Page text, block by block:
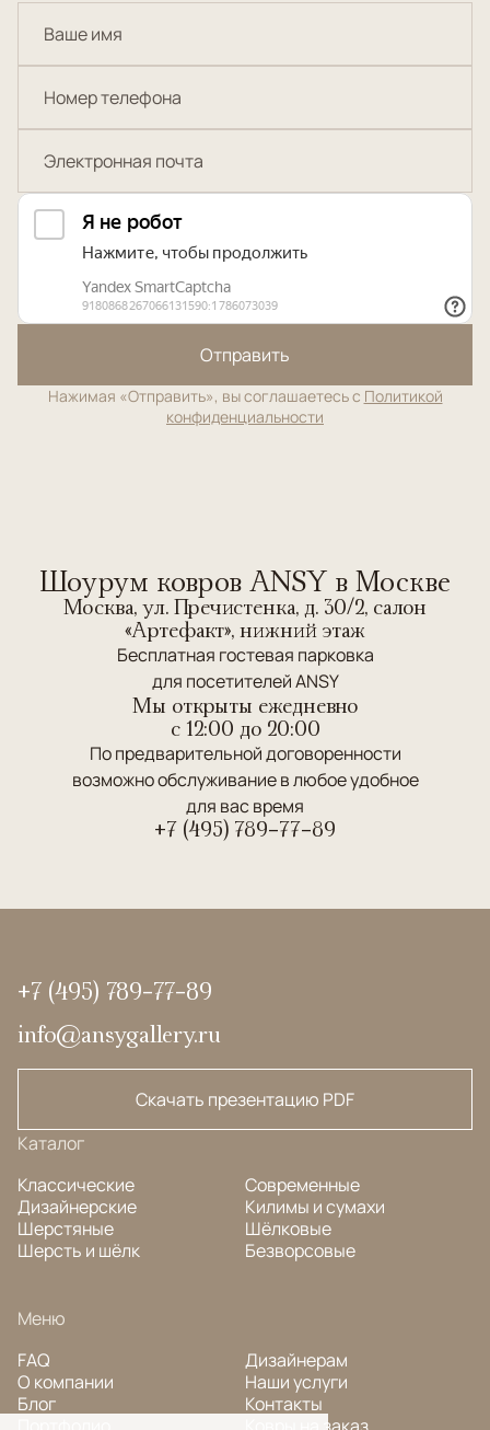
Отправить
Нажимая «Отправить», вы соглашаетесь с Политикой
конфиденциальности
Шоурум ковров ANSY в Москве
Москва, ул. Пречистенка, д. 30/2, салон
«Артефакт», нижний этаж
Бесплатная гостевая парковка
для посетителей ANSY
Мы открыты ежедневно
c 12:00 до 20:00
По предварительной договоренности
возможно обслуживание в любое удобное
для вас время
+7 (495) 789-77-89
+7 (495) 789-77-89
info@ansygallery.ru
Скачать презентацию PDF
Каталог
Классические
Дизайнерские
Шерстяные
Шерсть и шёлк
Современные
Килимы и сумахи
Шёлковые
Безворсовые
Меню
FAQ
О компании
Блог
Дизайнерам
Наши услуги
Контакты